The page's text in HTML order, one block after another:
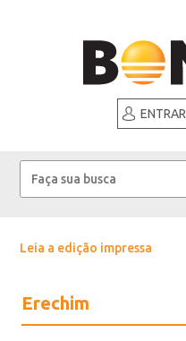
ENTRAR
Leia a edição impressa
Erechim